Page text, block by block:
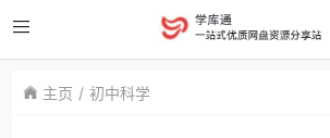
主页 初中科学